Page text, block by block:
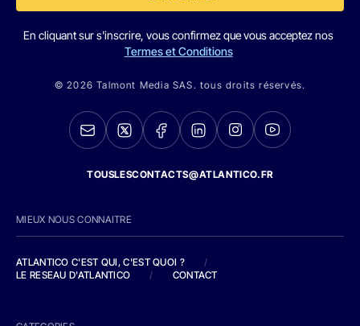
En cliquant sur s'inscrire, vous confirmez que vous acceptez nos
Termes et Conditions
© 2026 Talmont Media SAS. tous droits réservés.
TOUSLESCONTACTS@ATLANTICO.FR
MIEUX NOUS CONNAITRE
ATLANTICO C'EST QUI, C'EST QUOI ?
/
LE RESEAU D'ATLANTICO
/ CONTACT